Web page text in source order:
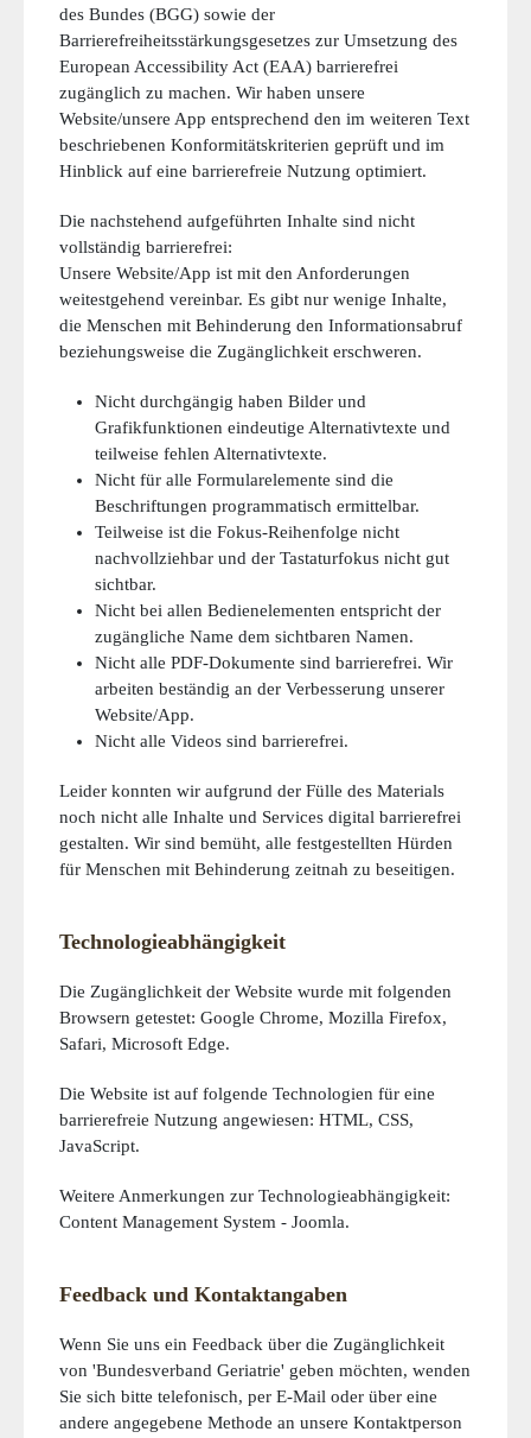
des Bundes (BGG) sowie der
Barrierefreiheitsstärkungsgesetzes zur Umsetzung des
European Accessibility Act (EAA) barrierefrei
zugänglich zu machen. Wir haben unsere
Website/unsere App entsprechend den im weiteren Text
beschriebenen Konformitätskriterien geprüft und im
Hinblick auf eine barrierefreie Nutzung optimiert.
Die nachstehend aufgeführten Inhalte sind nicht
vollständig barrierefrei:
Unsere Website/App ist mit den Anforderungen
weitestgehend vereinbar. Es gibt nur wenige Inhalte,
die Menschen mit Behinderung den Informationsabruf
beziehungsweise die Zugänglichkeit erschweren.
Nicht durchgängig haben Bilder und
Grafikfunktionen eindeutige Alternativtexte und
teilweise fehlen Alternativtexte.
Nicht für alle Formularelemente sind die
Beschriftungen programmatisch ermittelbar.
Teilweise ist die Fokus-Reihenfolge nicht
nachvollziehbar und der Tastaturfokus nicht gut
sichtbar.
Nicht bei allen Bedienelementen entspricht der
zugängliche Name dem sichtbaren Namen.
Nicht alle PDF-Dokumente sind barrierefrei. Wir
arbeiten beständig an der Verbesserung unserer
Website/App.
Nicht alle Videos sind barrierefrei.
Leider konnten wir aufgrund der Fülle des Materials
noch nicht alle Inhalte und Services digital barrierefrei
gestalten. Wir sind bemüht, alle festgestellten Hürden
für Menschen mit Behinderung zeitnah zu beseitigen.
Technologieabhängigkeit
Die Zugänglichkeit der Website wurde mit folgenden
Browsern getestet: Google Chrome, Mozilla Firefox,
Safari, Microsoft Edge.
Die Website ist auf folgende Technologien für eine
barrierefreie Nutzung angewiesen: HTML, CSS,
JavaScript.
Weitere Anmerkungen zur Technologieabhängigkeit:
Content Management System - Joomla.
Feedback und Kontaktangaben
Wenn Sie uns ein Feedback über die Zugänglichkeit
von 'Bundesverband Geriatrie' geben möchten, wenden
Sie sich bitte telefonisch, per E-Mail oder über eine
andere angegebene Methode an unsere Kontaktperson